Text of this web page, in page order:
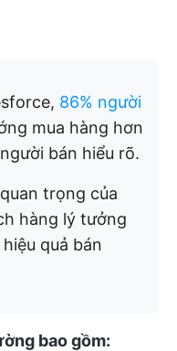
86% người
mua hàng hơn
bán hiểu rõ.
trọng của
hàng lý tưởng
quả bán
bao gồm: